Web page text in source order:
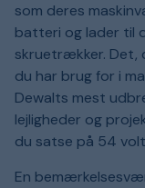
som deres
batteri og lader til
skruetrækker. Det,
du har brug for i
Dewalts mest
lejligheder og
du satse på 54
En